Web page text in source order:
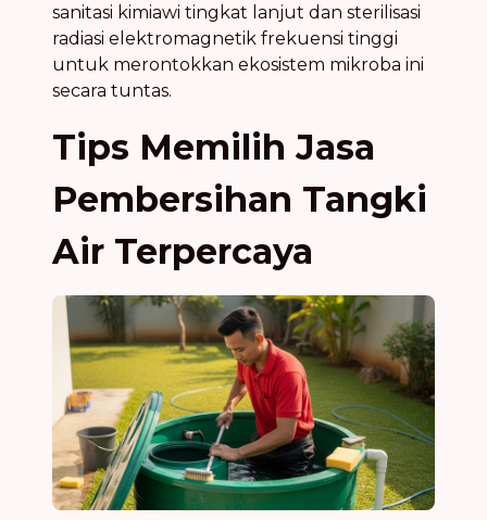
sanitasi kimiawi tingkat lanjut dan sterilisasi
radiasi elektromagnetik frekuensi tinggi
untuk merontokkan ekosistem mikroba ini
secara tuntas.
Tips Memilih Jasa
Pembersihan Tangki
Air Terpercaya